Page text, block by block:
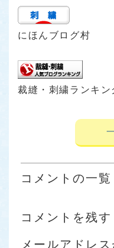
にほんブログ村
裁縫・刺繍ランキン
コメントの一覧
コメントを残す
メールアドレ